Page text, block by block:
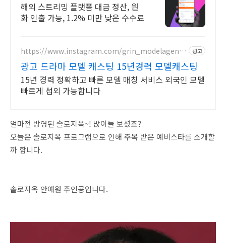
화 인출 가능
해외 스트리밍 플랫폼 대금 정산, 원
화 인출 가능, 1.2% 미만 낮은 수수료
https://www.instagram.com/grin_modelagenc
광고
광고 드라마 모델 캐스팅 15년경력 모델캐스팅
15년 경력 정확하고 빠른 모델 매칭 서비스 외국인 모델
빠르게 섭외 가능합니다
얼마전 방영된 솔로지옥~! 많이들 보셨죠?
오늘은 솔로지옥 프로그램으로 인해 주목 받은 예비스타를 소개할
까 합니다.
솔로지옥 안예원 주인공입니다.